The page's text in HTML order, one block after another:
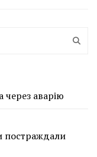
через аварію
постраждали